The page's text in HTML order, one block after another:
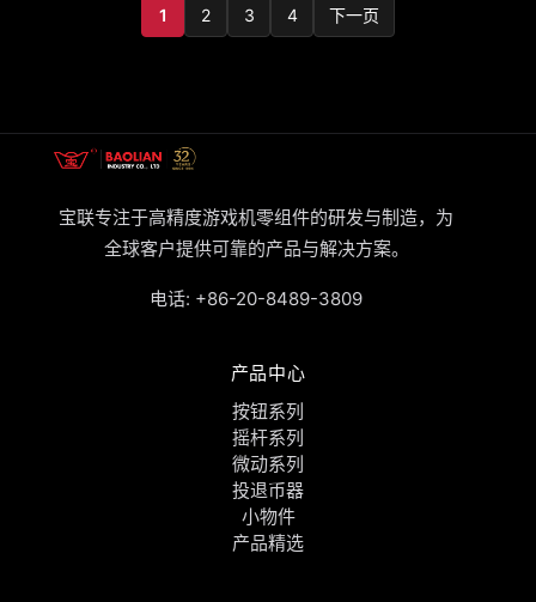
1 2 3 4 下一页
宝联专注于高精度游戏机零组件的研发与制造，为
全球客户提供可靠的产品与解决方案。
电话: +86-20-8489-3809
产品中心
按钮系列
摇杆系列
微动系列
投退币器
小物件
产品精选